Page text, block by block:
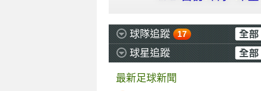
球隊追蹤 17
球星追蹤
最新足球新聞